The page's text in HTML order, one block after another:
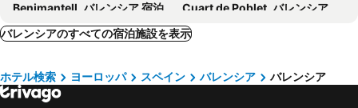
Benimantell, バレンシア 宿泊施設 -
Cuart de Poblet, バレンシア 宿泊施設 -
Puebla de Farnals, バレンシア 宿泊施設 -
San Antonio de Benagéber, バレンシア 宿泊施設 -
Les Alqueríes, バレンシア 宿泊施設 -
ブルリアナ, バレンシア 宿泊施設 -
Barracas, バレンシア 宿泊施設 -
バレンシアのすべての宿泊施設を表示
ホテル検索 ヨーロッパ スペイン バレンシア バレンシア